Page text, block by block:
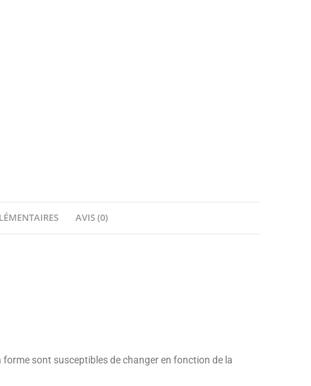
AVIS (0)
sont susceptibles de changer en fonction de la